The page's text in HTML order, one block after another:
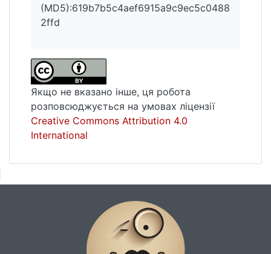
(MD5):619b7b5c4aef6915a9c9ec5c0488
2ffd
Якщо не вказано інше, ця робота
розповсюджується на умовах ліцензії
Creative Commons Attribution 4.0
International